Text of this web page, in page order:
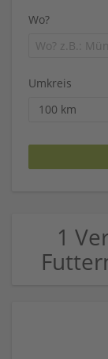
Wo?
Umkreis
1